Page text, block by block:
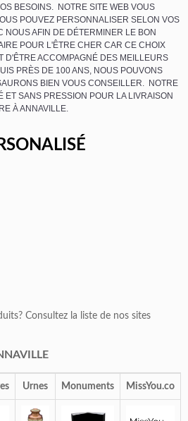
BESOINS. NOTRE SITE WEB VOUS
POUVEZ PERSONNALISER SELON VOS
NOUS AFIN DE DÉTERMINER LE BON
POUR L'ÊTRE CHER CAR CE CHOIX
D'ÊTRE ACCOMPAGNÉ DES MEILLEURS
PRÈS DE 100 ANS, NOUS POUVONS
BIEN VOUS CONSEILLER. NOTRE
ET SANS PRESSION POUR LA LIVRAISON
À ANNAVILLE.
Consultez la liste de nos sites
Urnes Monuments MissYou.co